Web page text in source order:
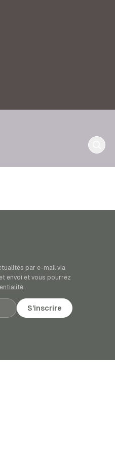
par e-mail via
envoi et vous pourrez
.
S’inscrire